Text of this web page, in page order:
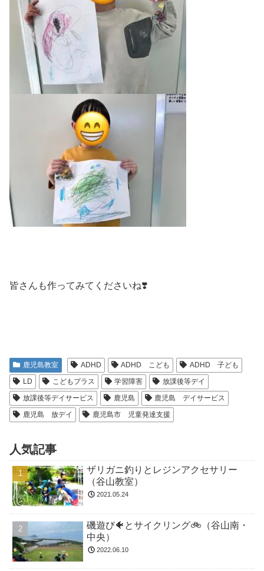
皆さんも作ってみてくださいね❣️
鹿児島教室 ADHD ADHD こども
ADHD 子ども
LD
こどもプラス 学習障害
放課後等デイ
放課後等デイサービス
鹿児島
鹿児島 デイサービス
鹿児島 放デイ
鹿児島市 児童発達支援
人気記事
ザリガニ釣りとレジンアクセサリー
（谷山教室）
2021.05.24
磯遊び🐠とサイクリング🚲（谷山南・
中央）
2022.06.10